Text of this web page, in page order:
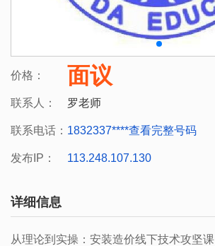
价格： 面议
联系人： 罗老师
联系电话： 1832337****查看完整号码
发布IP： 113.248.107.130
详细信息
从理论到实操：安装造价线下技术攻坚课